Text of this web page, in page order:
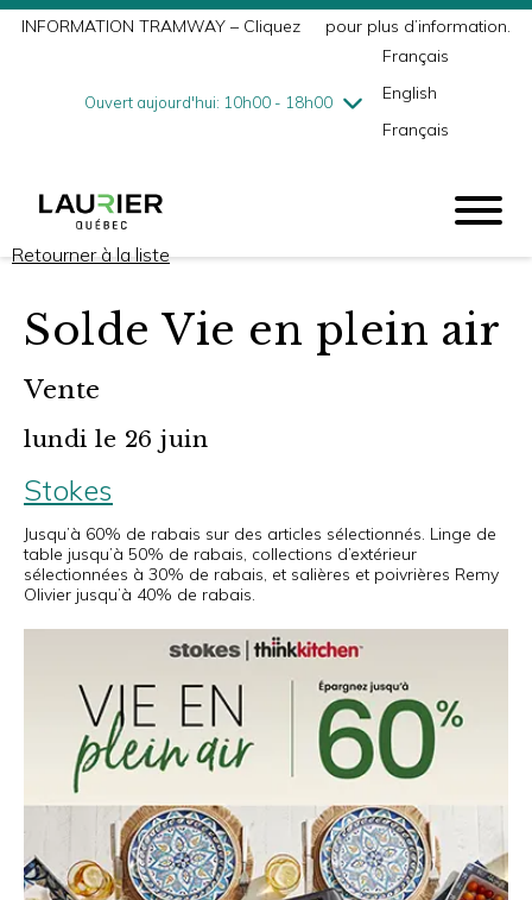
INFORMATION TRAMWAY – Cliquez pour plus d’information.
Ouvert aujourd'hui: 10h00 - 18h00
mercredi8/5
10h00 - 18h00
vendredi8/7
10h00 - 21h00
Français
English
Français
Retourner à la liste
Solde Vie en plein air
Vente
lundi le 26 juin
Stokes
Jusqu’à 60% de rabais sur des articles sélectionnés. Linge de
table jusqu’à 50% de rabais, collections d’extérieur
sélectionnées à 30% de rabais, et salières et poivrières Remy
Olivier jusqu’à 40% de rabais.